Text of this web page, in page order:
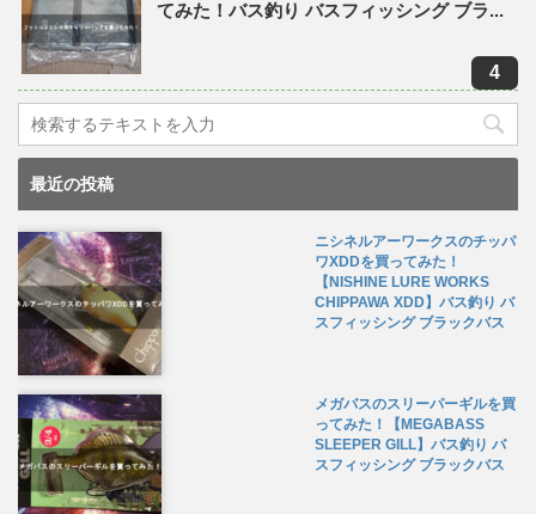
てみた！バス釣り バスフィッシング ブラ...
最近の投稿
ニシネルアーワークスのチッパ
ワXDDを買ってみた！
【NISHINE LURE WORKS
CHIPPAWA XDD】バス釣り バ
スフィッシング ブラックバス
メガバスのスリーパーギルを買
ってみた！【MEGABASS
SLEEPER GILL】バス釣り バ
スフィッシング ブラックバス